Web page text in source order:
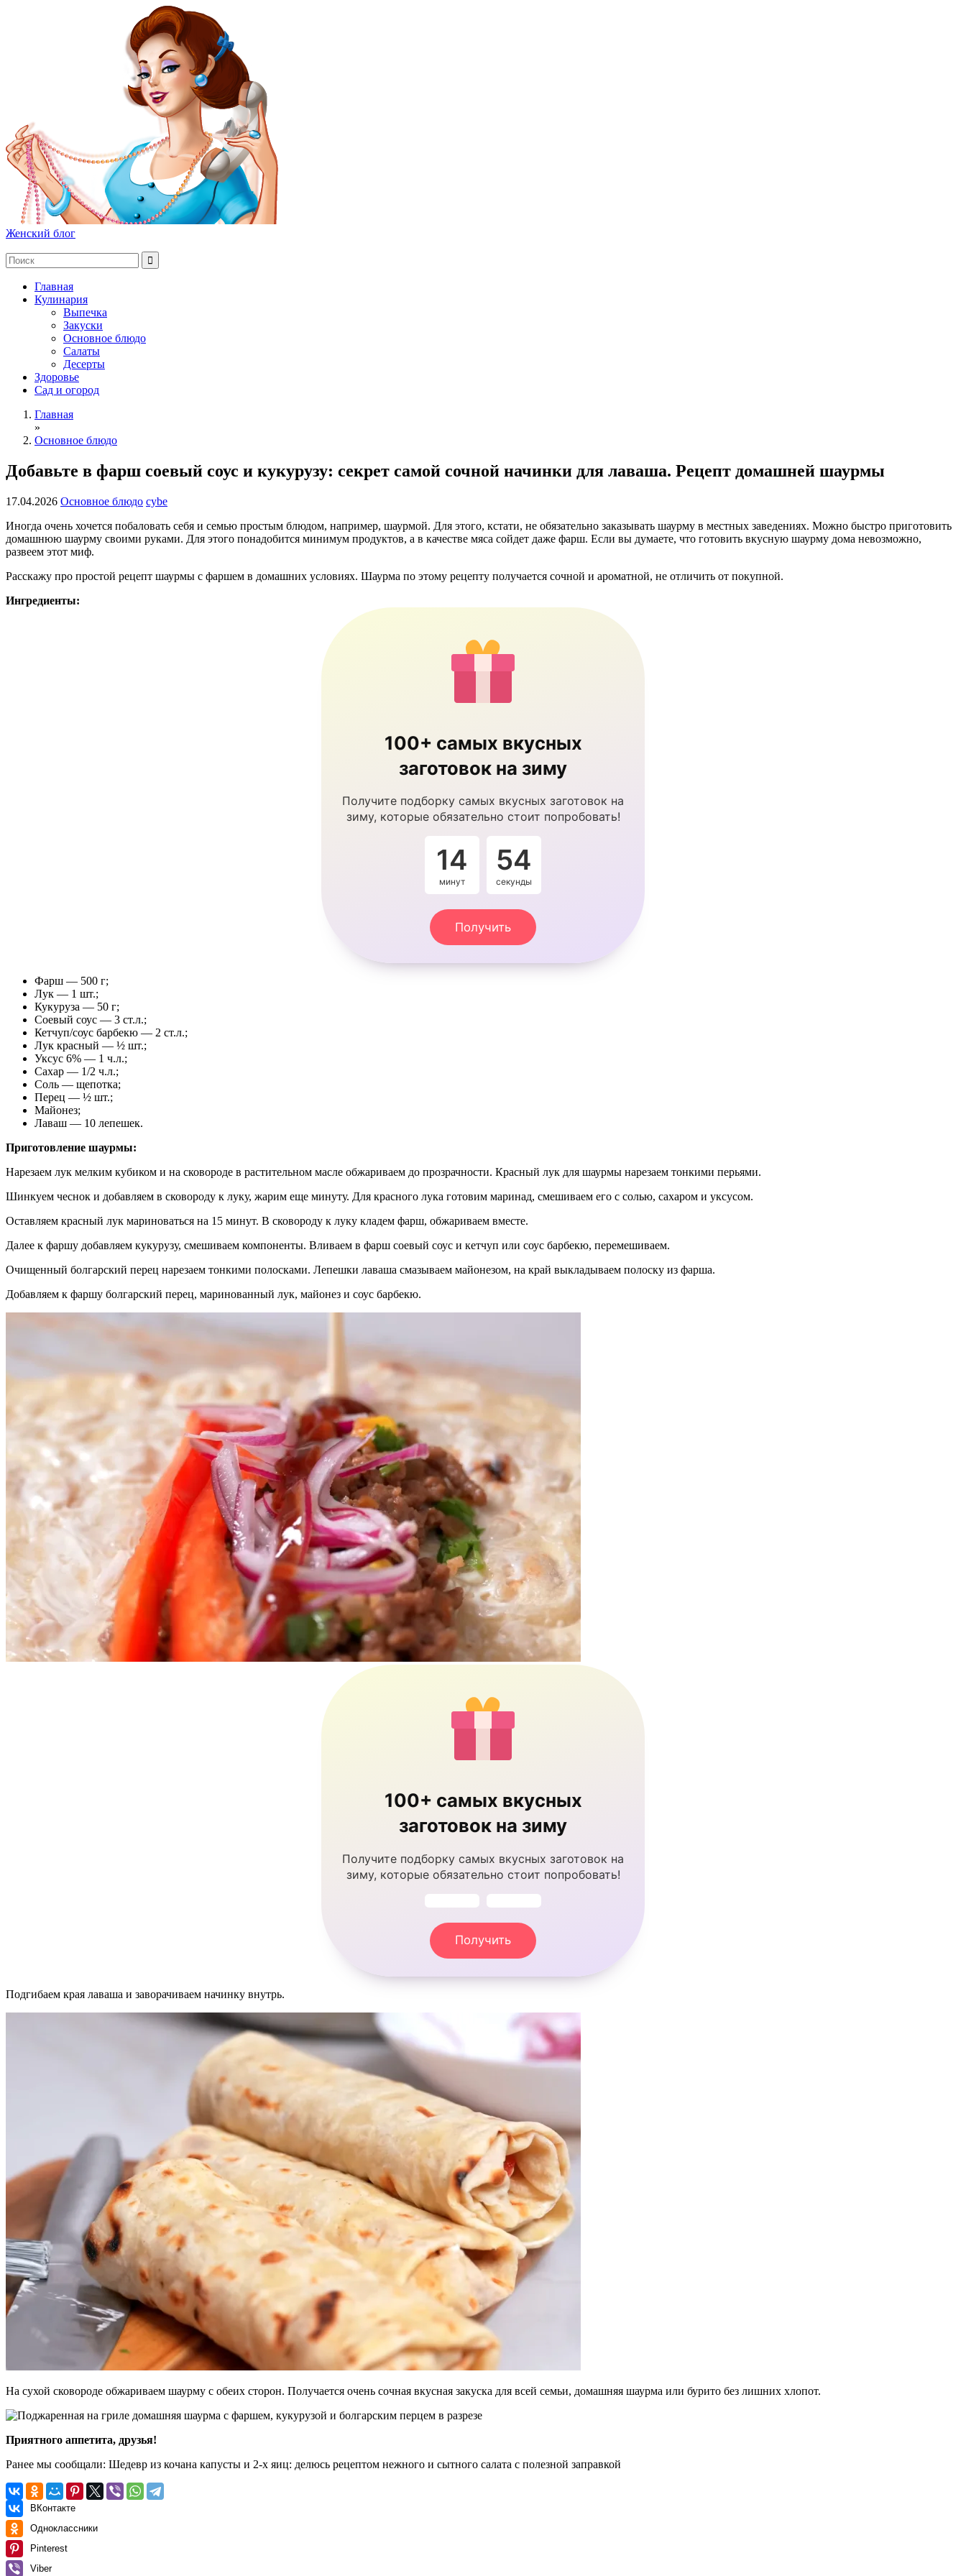
Женский блог
Главная
Кулинария
Выпечка
Закуски
Основное блюдо
Салаты
Десерты
Здоровье
Сад и огород
Главная
»
Основное блюдо
Добавьте в фарш соевый соус и кукурузу: секрет самой сочной начинки для лаваша. Рецепт домашней шаурмы
17.04.2026 Основное блюдо cybe
Иногда очень хочется побаловать себя и семью простым блюдом, например, шаурмой. Для этого, кстати, не обязательно заказывать шаурму в местных заведениях. Можно быстро приготовить
домашнюю шаурму своими руками. Для этого понадобится минимум продуктов, а в качестве мяса сойдет даже фарш. Если вы думаете, что готовить вкусную шаурму дома невозможно,
развеем этот миф.
Расскажу про простой рецепт шаурмы с фаршем в домашних условиях. Шаурма по этому рецепту получается сочной и ароматной, не отличить от покупной.
Ингредиенты:
100+ самых вкусных
заготовок на зиму
Получите подборку самых вкусных заготовок на
зиму, которые обязательно стоит попробовать!
14
минут
53
секунды
Получить
Фарш — 500 г;
Лук — 1 шт.;
Кукуруза — 50 г;
Соевый соус — 3 ст.л.;
Кетчуп/соус барбекю — 2 ст.л.;
Лук красный — ½ шт.;
Уксус 6% — 1 ч.л.;
Сахар — 1/2 ч.л.;
Соль — щепотка;
Перец — ½ шт.;
Майонез;
Лаваш — 10 лепешек.
Приготовление шаурмы:
Нарезаем лук мелким кубиком и на сковороде в растительном масле обжариваем до прозрачности. Красный лук для шаурмы нарезаем тонкими перьями.
Шинкуем чеснок и добавляем в сковороду к луку, жарим еще минуту. Для красного лука готовим маринад, смешиваем его с солью, сахаром и уксусом.
Оставляем красный лук мариноваться на 15 минут. В сковороду к луку кладем фарш, обжариваем вместе.
Далее к фаршу добавляем кукурузу, смешиваем компоненты. Вливаем в фарш соевый соус и кетчуп или соус барбекю, перемешиваем.
Очищенный болгарский перец нарезаем тонкими полосками. Лепешки лаваша смазываем майонезом, на край выкладываем полоску из фарша.
Добавляем к фаршу болгарский перец, маринованный лук, майонез и соус барбекю.
100+ самых вкусных
заготовок на зиму
Получите подборку самых вкусных заготовок на
зиму, которые обязательно стоит попробовать!
Получить
Подгибаем края лаваша и заворачиваем начинку внутрь.
На сухой сковороде обжариваем шаурму с обеих сторон. Получается очень сочная вкусная закуска для всей семьи, домашняя шаурма или бурито без лишних хлопот.
Приятного аппетита, друзья!
Ранее мы сообщали: Шедевр из кочана капусты и 2-х яиц: делюсь рецептом нежного и сытного салата с полезной заправкой
ВКонтакте
Одноклассники
Pinterest
Viber